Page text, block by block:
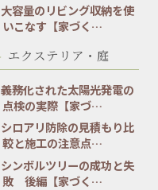
大容量のリビング収納を使
いこなす【家づく…
エクステリア・庭
義務化された太陽光発電の
点検の実際【家づ…
シロアリ防除の見積もり比
較と施工の注意点…
シンボルツリーの成功と失
敗 後編【家づく…